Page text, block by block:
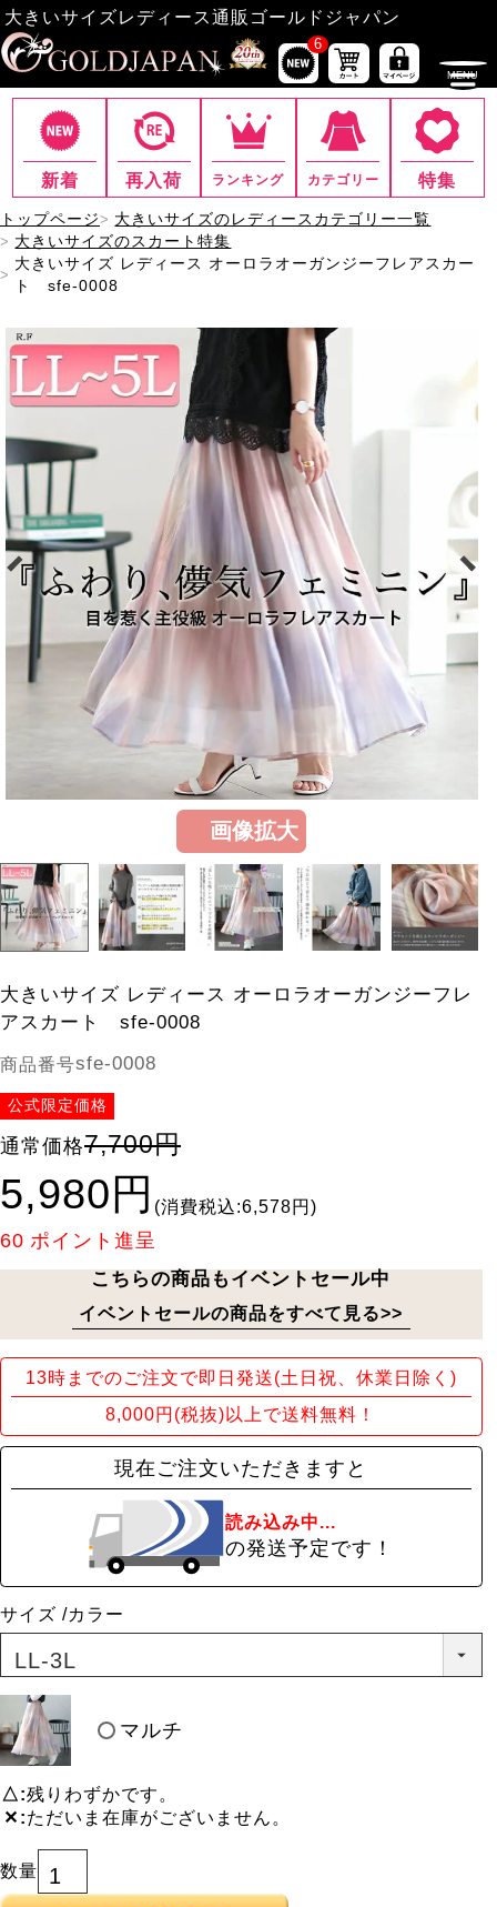
大きいサイズレディース通販ゴールドジャパン
6
新着 再入荷 ランキング カテゴリー 特集
トップページ
大きいサイズのレディースカテゴリー一覧
大きいサイズのスカート特集
大きいサイズ レディース オーロラオーガンジーフレアスカー
ト sfe-0008
大きいサイズ レディース オーロラオーガンジーフレ
アスカート sfe-0008
商品番号sfe-0008
公式限定価格
通常価格7,700円
5,980円 (消費税込:6,578円)
60 ポイント進呈
こちらの商品もイベントセール中
イベントセールの商品をすべて見る>>
13時までのご注文で即日発送(土日祝、休業日除く)
8,000円(税抜)以上で送料無料！
現在ご注文いただきますと
読み込み中...
の発送予定です！
サイズ カラー
マルチ
△ 残りわずかです。
✕ ただいま在庫がございません。
画像拡大